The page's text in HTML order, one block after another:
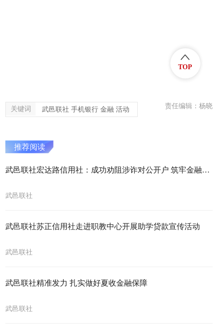
关键词 武邑联社 手机银行 金融 活动 责任编辑：杨晓
推荐阅读
武邑联社宏达路信用社：成功劝阻涉诈对公开户 筑牢金融反诈安全防线
武邑联社
武邑联社苏正信用社走进职教中心开展助学贷款宣传活动
武邑联社
武邑联社精准发力 扎实做好夏收金融保障
武邑联社
TOP